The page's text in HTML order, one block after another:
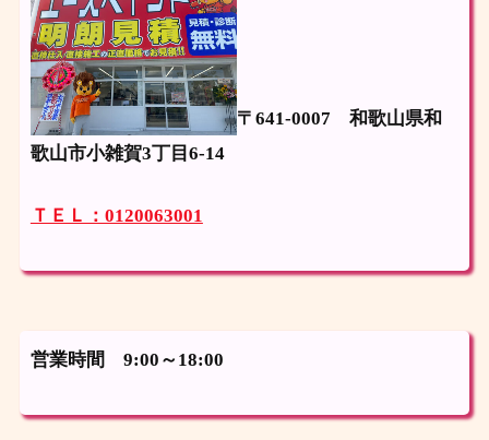
〒641-0007 和歌山県和
歌山市小雑賀3丁目6-14
ＴＥＬ：0120063001
営業時間 9:00～18:00